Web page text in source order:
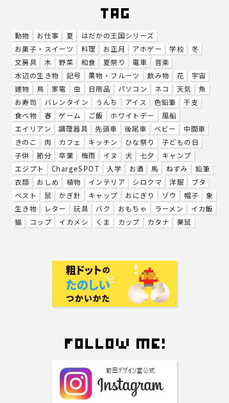
動物 お仕事 夏
はだかの王国シリーズ
お菓子・スイーツ
料理 お正月 アホゲー 学校
冬
文房具
木 野菜 和食 夏祭り 電車
音楽
水辺の生き物
記号 果物・フルーツ 飲み物 花
宇宙
建物
鳥 家電 虫 日用品 パソコン ネコ 天気
魚
お寿司
バレンタイン うんち アイス 色鉛筆
干支
食べ物
春 ゲーム ご飯 ホワイトデー
風船
エイリアン
調理器具 先頭車 後尾車 ベビー
中間車
きのこ
肉 カフェ キッチン ひな祭り
子どもの日
子供
節分 卒業 梅雨 イヌ 犬 七夕
キャンプ
エジプト
ChargeSPOT 入学 お酒 馬 ねずみ
鉛筆
衣類
おしめ 植物 インテリア シロクマ 洋服
ブタ
ベスト
鼠 かぎ針 キャップ おにぎり ゾウ 帽子
象
生き物
レター 玩具 バク おもちゃ ラーメン
イカ飯
猫
コップ イカメシ くま カップ カタナ 栗鼠